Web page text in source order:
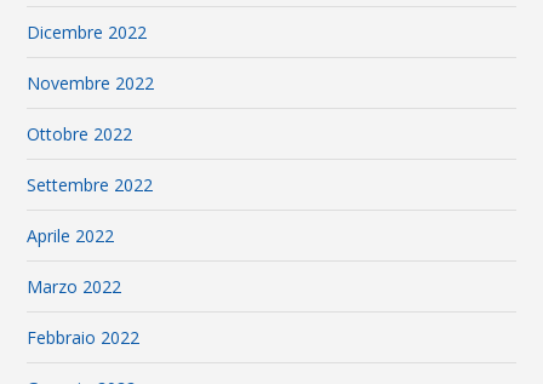
Dicembre 2022
Novembre 2022
Ottobre 2022
Settembre 2022
Aprile 2022
Marzo 2022
Febbraio 2022